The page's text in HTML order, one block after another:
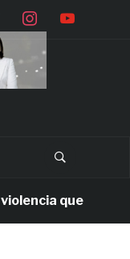
que persiste en